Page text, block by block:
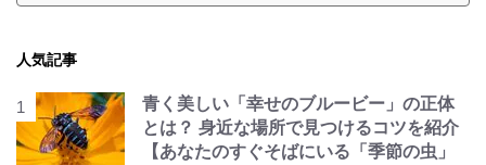
人気記事
青く美しい「幸せのブルービー」の正体
とは？ 身近な場所で見つけるコツを紹介
【あなたのすぐそばにいる「季節の虫」